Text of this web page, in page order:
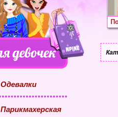
Одевалки
Парикмахерская